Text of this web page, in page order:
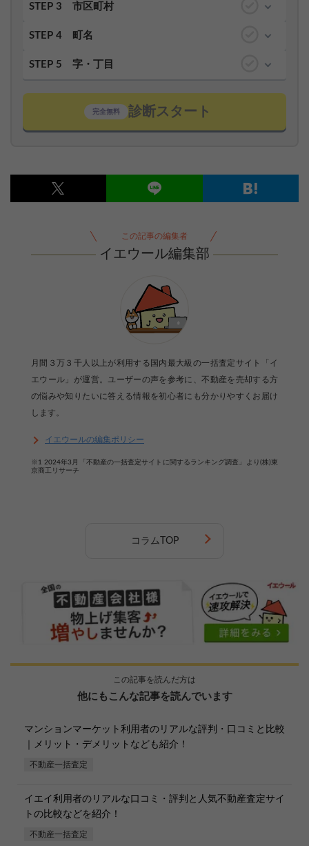
STEP 3 市区町村
STEP 4 町名
STEP 5 字・丁目
完全無料 診断スタート
この記事の編集者
イエウール編集部
月間３万３千人以上が利用する国内最大級の一括査定サイト「イ
エウール」が運営。ユーザーの声を参考に、不動産を売却する方
の悩みや知りたいに答える情報を初心者にも分かりやすくお届け
します。
イエウールの編集ポリシー
※1 2024年3月「不動産の一括査定サイトに関するランキング調査」より(株)東
京商工リサーチ
コラムTOP
この記事を読んだ方は
他にもこんな記事を読んでいます
マンションマーケット利用者のリアルな評判・口コミと比較
｜メリット・デメリットなども紹介！
不動産一括査定
イエイ利用者のリアルな口コミ・評判と人気不動産査定サイ
トの比較などを紹介！
不動産一括査定
【完全無料】うちの価格いくら？
無料診断スタート